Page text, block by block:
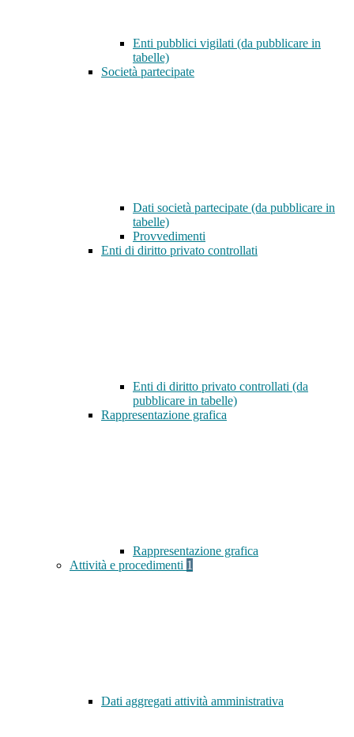
Enti pubblici vigilati (da pubblicare in
tabelle)
Società partecipate
Dati società partecipate (da pubblicare in
tabelle)
Provvedimenti
Enti di diritto privato controllati
Enti di diritto privato controllati (da
pubblicare in tabelle)
Rappresentazione grafica
Rappresentazione grafica
Attività e procedimenti 1
Dati aggregati attività amministrativa